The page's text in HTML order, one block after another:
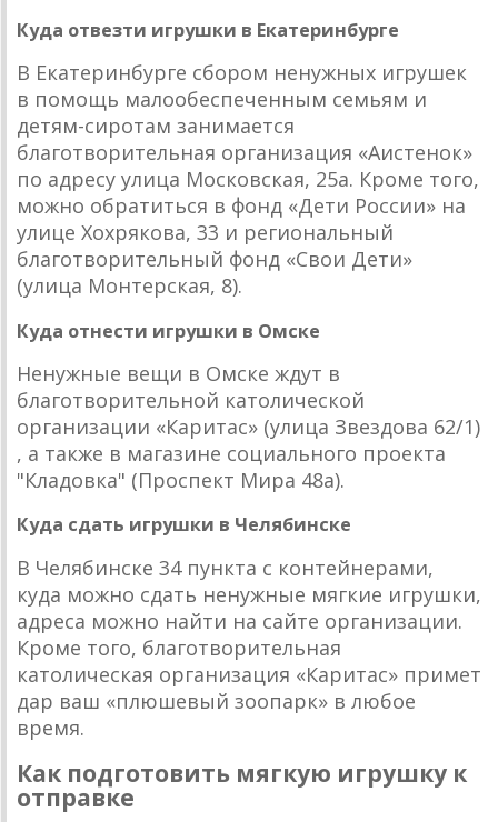
Куда отвезти игрушки в Екатеринбурге
В Екатеринбурге сбором ненужных игрушек
в помощь малообеспеченным семьям и
детям-сиротам занимается
благотворительная организация «Аистенок»
по адресу улица Московская, 25а. Кроме того,
можно обратиться в фонд «Дети России» на
улице Хохрякова, 33 и региональный
благотворительный фонд «Свои Дети»
(улица Монтерская, 8).
Куда отнести игрушки в Омске
Ненужные вещи в Омске ждут в
благотворительной католической
организации «Каритас» (улица Звездова 62/1)
, а также в магазине социального проекта
"Кладовка" (Проспект Мира 48а).
Куда сдать игрушки в Челябинске
В Челябинске 34 пункта с контейнерами,
куда можно сдать ненужные мягкие игрушки,
адреса можно найти на сайте организации.
Кроме того, благотворительная
католическая организация «Каритас» примет
дар ваш «плюшевый зоопарк» в любое
время.
Как подготовить мягкую игрушку к
отправке